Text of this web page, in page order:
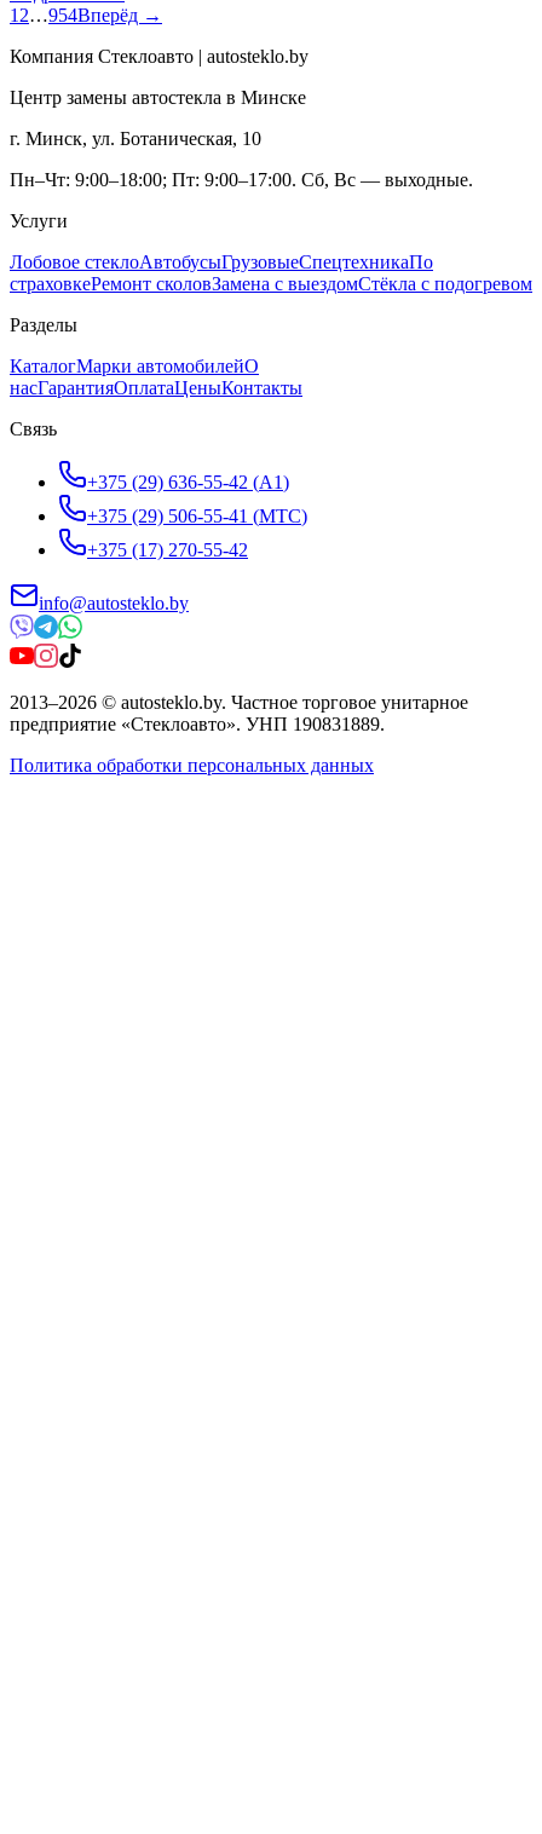
1 2…954Вперёд →
Компания Стеклоавто | autosteklo.by
Центр замены автостекла в Минске
г. Минск, ул. Ботаническая, 10
Пн–Чт: 9:00–18:00; Пт: 9:00–17:00. Сб, Вс — выходные.
Услуги
Лобовое стеклоАвтобусыГрузовыеСпецтехникаПо
страховкеРемонт сколовЗамена с выездомСтёкла с подогревом
Разделы
КаталогМарки автомобилейО
насГарантияОплатаЦеныКонтакты
Связь
+375 (29) 636-55-42 (A1)
+375 (29) 506-55-41 (МТС)
+375 (17) 270-55-42
info@autosteklo.by
2013–2026 © autosteklo.by. Частное торговое унитарное
предприятие «Стеклоавто». УНП 190831889.
Политика обработки персональных данных